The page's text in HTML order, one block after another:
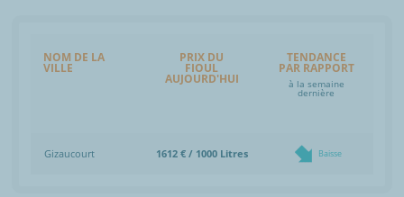
NOM DE LA
VILLE
PRIX DU
FIOUL
AUJOURD'HUI
TENDANCE
PAR RAPPORT
à la semaine
dernière
Gizaucourt 1612 € / 1000 Litres Baisse